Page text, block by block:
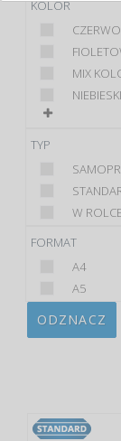
KOLOR
MIX
NIEBIESKI
TYP
W ROLCE
FORMAT
A4
A5
ODZNACZ
naszą polityką
W przypadku
wcześniejsza
konta. Każda
dowolnym
Polityka